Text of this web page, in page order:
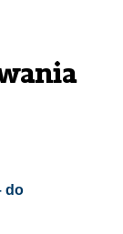
do